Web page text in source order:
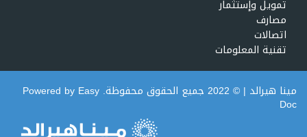
تمويل وإستثمار
مصارف
اتصالات
تقنية المعلومات
مينا هيرالد| © 2022 جميع الحقوق محفوظة. Powered by Easy
Doc